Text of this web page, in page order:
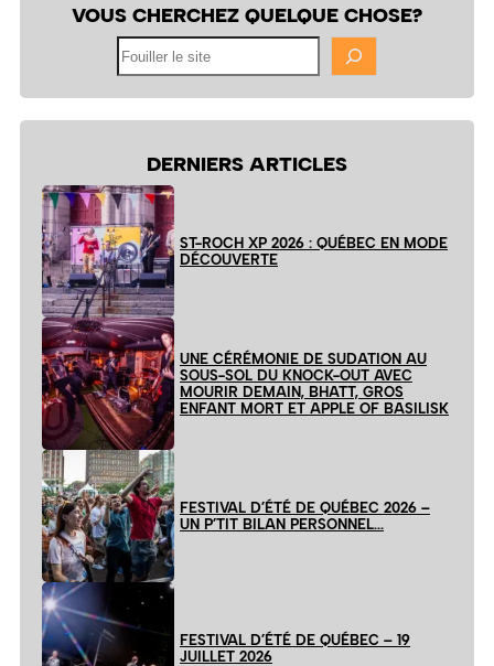
VOUS CHERCHEZ QUELQUE CHOSE?
DERNIERS ARTICLES
ST-ROCH XP 2026 : QUÉBEC EN MODE
DÉCOUVERTE
UNE CÉRÉMONIE DE SUDATION AU
SOUS-SOL DU KNOCK-OUT AVEC
MOURIR DEMAIN, BHATT, GROS
ENFANT MORT ET APPLE OF BASILISK
FESTIVAL D’ÉTÉ DE QUÉBEC 2026 –
UN P’TIT BILAN PERSONNEL…
FESTIVAL D’ÉTÉ DE QUÉBEC – 19
JUILLET 2026